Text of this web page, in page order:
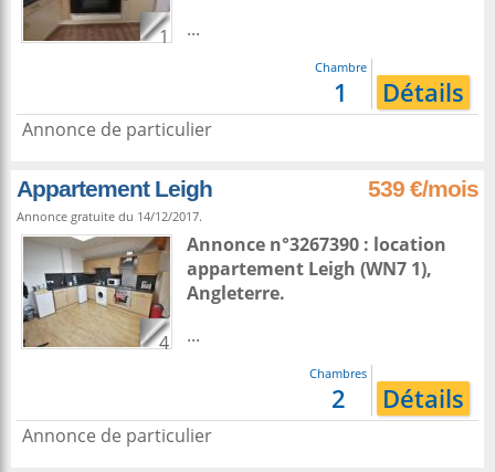
1
...
Chambre
1 Détails
Annonce de particulier
Appartement Leigh 539 €/mois
Annonce gratuite du 14/12/2017.
4
Annonce n°3267390 : location
appartement Leigh (WN7 1),
Angleterre.
...
Chambres
2 Détails
Annonce de particulier